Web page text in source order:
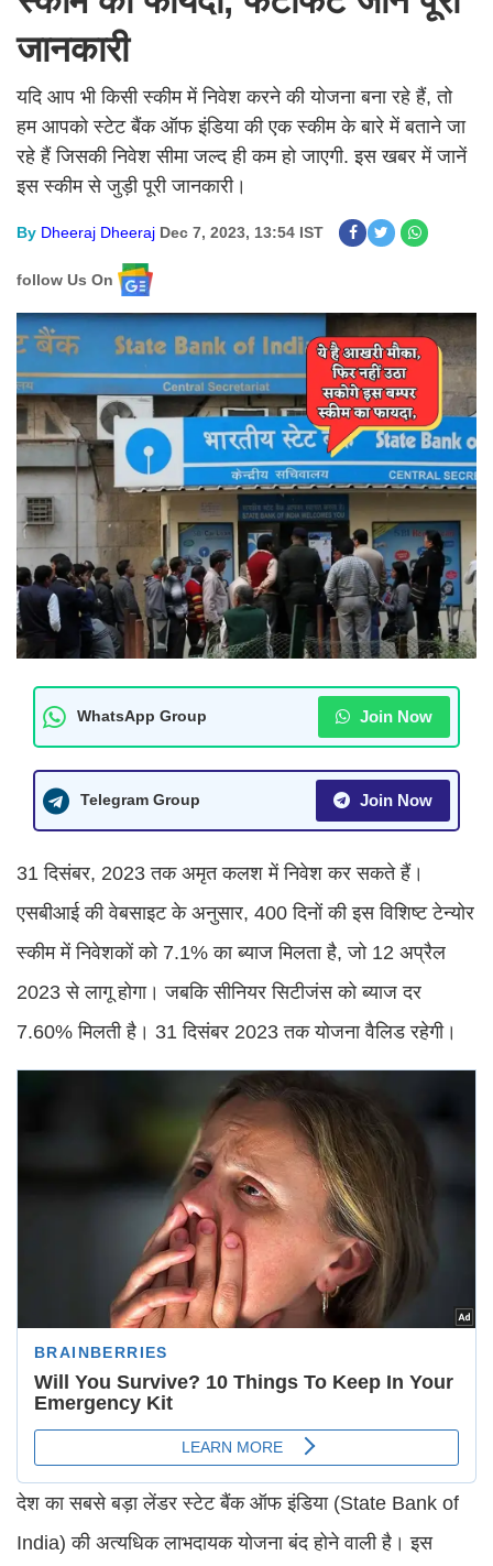
जानकारी
यदि आप भी किसी स्कीम में निवेश करने की योजना बना रहे हैं, तो
हम आपको स्टेट बैंक ऑफ इंडिया की एक स्कीम के बारे में बताने जा
रहे हैं जिसकी निवेश सीमा जल्द ही कम हो जाएगी. इस खबर में जानें
इस स्कीम से जुड़ी पूरी जानकारी।
By Dheeraj Dheeraj Dec 7, 2023, 13:54 IST
follow Us On
WhatsApp Group Join Now
Telegram Group Join Now
31 दिसंबर, 2023 तक अमृत कलश में निवेश कर सकते हैं।
एसबीआई की वेबसाइट के अनुसार, 400 दिनों की इस विशिष्ट टेन्योर
स्कीम में निवेशकों को 7.1% का ब्याज मिलता है, जो 12 अप्रैल
2023 से लागू होगा। जबकि सीनियर सिटीजंस को ब्याज दर
7.60% मिलती है। 31 दिसंबर 2023 तक योजना वैलिड रहेगी।
देश का सबसे बड़ा लेंडर स्टेट बैंक ऑफ इंडिया (State Bank of
India) की अत्यधिक लाभदायक योजना बंद होने वाली है। इस